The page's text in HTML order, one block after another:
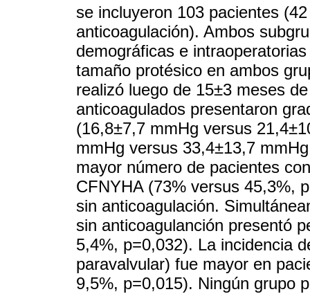
se incluyeron 103 pacientes
anticoagulación). Ambos
demográficas e
tamaño protésico en ambos
realizó luego de 15±3 meses
anticoagulados presentaron
(16,8±7,7 mmHg versus
mmHg versus 33,4±13,7
mayor número de pacientes
CFNYHA (73% versus 45,3%,
sin anticoagulación.
sin anticoagulanción presentó
5,4%, p=0,032). La incidencia
paravalvular) fue mayor en
9,5%, p=0,015). Ningún grupo